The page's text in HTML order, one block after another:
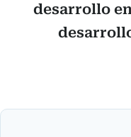
desarrollo